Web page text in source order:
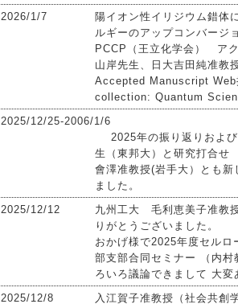
2026/1/7
陽イオン性イリジウム錯体
ルギーのアップコンバージ
PCCP（王立化学会） ア
山岸先生、日大吉田純准教
Accepted Manuscript
collection: Quantum
2025/12/25-2006/1/6
2025年の振り返りおよ
生（東邦大）と研究打合せ
會澤准教授(岩手大）とも新
ました。
2025/12/12
九州工大 毛利恵美子准教
りがとうございました。
おかげ様で2025年度セルロ
部支部合同セミナー （内
ろいろ議論できまして 大
2025/12/8
入江賀子准教授（社会共創